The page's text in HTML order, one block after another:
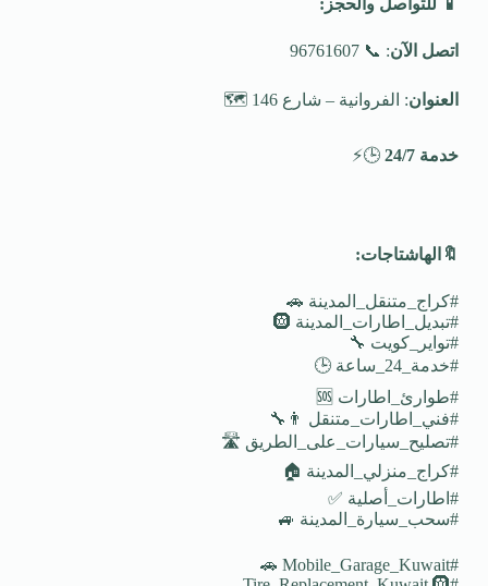
اتصل الآن: 📞 96761607
العنوان: الفروانية – شارع 146 🗺️
خدمة 24/7 🕒⚡
🔖 الهاشتاجات:
#كراج_متنقل_المدينة 🚗
#تبديل_اطارات_المدينة 🛞
#تواير_كويت 🔧
#خدمة_24_ساعة 🕒
#طوارئ_اطارات 🆘
#فني_اطارات_متنقل 👨‍🔧
#تصليح_سيارات_على_الطريق 🛣️
#كراج_منزلي_المدينة 🏠
#اطارات_أصلية ✅
#سحب_سيارة_المدينة 🚙
#Mobile_Garage_Kuwait 🚗